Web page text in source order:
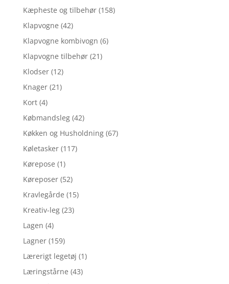
Kæpheste og tilbehør (158)
Klapvogne (42)
Klapvogne kombivogn (6)
Klapvogne tilbehør (21)
Klodser (12)
Knager (21)
Kort (4)
Købmandsleg (42)
Køkken og Husholdning (67)
Køletasker (117)
Kørepose (1)
Køreposer (52)
Kravlegårde (15)
Kreativ-leg (23)
Lagen (4)
Lagner (159)
Lærerigt legetøj (1)
Læringstårne (43)